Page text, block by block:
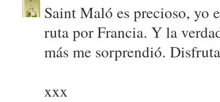
Saint Maló es precioso, yo
ruta por Francia. Y la
más me sorprendió.
xxx